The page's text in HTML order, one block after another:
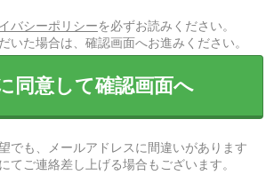
バシーポリシーを必ずお読みください。
いた場合は、確認画面へお進みください。
同意して確認画面へ
でも、メールアドレスに間違いがあります
てご連絡差し上げる場合もございます。